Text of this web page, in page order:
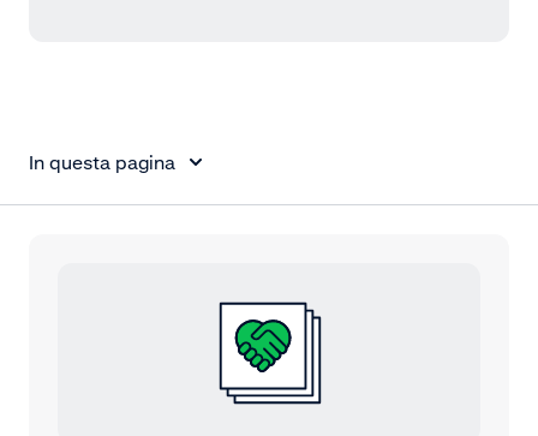
In questa pagina